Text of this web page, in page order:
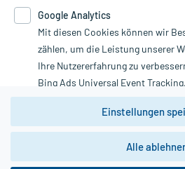
Therapien eingeleitet werden können. |
Google Analytics. Lesen Sie bitte dazu
unserer Datenschutzerklärung. Für den
nutzen Sie das Formular:
Vertrag widerrufen
*Hinweise zu unseren Aktionen und
Google Analytics
Mit diesen Cookies können wir
zählen, um die Leistung unserer
Ihre Nutzererfahrung zu
Bing Ads Universal Event
Youtube-Social Plugin).
Wir weisen darauf hin, dass die
zwingend den Europäischen
DSGVO genügen und ein
Einstellungen
Alle